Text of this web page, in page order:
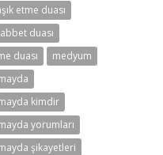
etme duası
duası
duası
medyum
kimdir
yorumları
şikayetleri